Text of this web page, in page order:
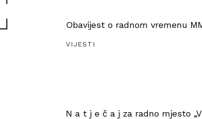
Obavijest o radnom vremenu
VIJESTI
N a t j e č a j za radno mjesto